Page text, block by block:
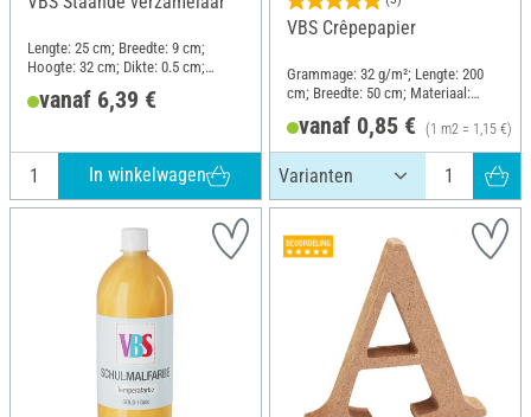
Lengte: 25 cm; Breedte: 9 cm;
Hoogte: 32 cm; Dikte: 0.5 cm;
Materiaal: Ruw hout
vanaf 6,39 €
In winkelwagen
VBS Crêpepapier
Grammage: 32 g/m²; Lengte: 200
cm; Breedte: 50 cm; Materiaal:
vanaf 0,85 € (1 m2 = 1,15 €)